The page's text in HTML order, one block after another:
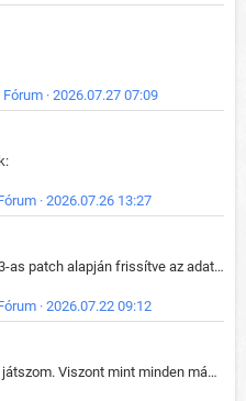
· 2026.07.27 07:09
· 2026.07.26 13:27
Kártya változások a 36.0.3-as patch alapján frissítve az adatbázisban (képek is cserélve).
· 2026.07.22 09:12
Amióta bejött, csak ezzel játszom. Viszont mint minden más - akár az alapjáték is, ez is baromira összetett lett. Néha már pár kör után is esélytelen az egész. Vagy irreállisan túltápol valaki, vagy lelép a partner, vagy csak hülye mint a segg. És amikor eljönne az én időm, na akkor jön el mindenki másé is. Engem jobban érdekelne, hogy ki milyen ratingen szokott játszani. Na ez lenne egy érdekes adat.